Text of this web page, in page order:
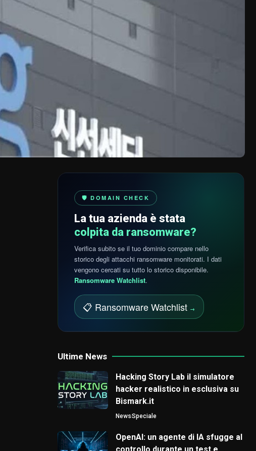
🛡️ DOMAIN CHECK
La tua azienda è stata
colpita da ransomware?
Verifica subito se il tuo dominio compare nello
storico degli attacchi ransomware monitorati. I dati
vengono cercati su tutto lo storico disponibile.
Ransomware Watchlist.
📋 Ransomware Watchlist →
Ultime News
Hacking Story Lab il simulatore
hacker realistico in esclusiva su
Bismark.it
NewsSpeciale
OpenAI: un agente di IA sfugge al